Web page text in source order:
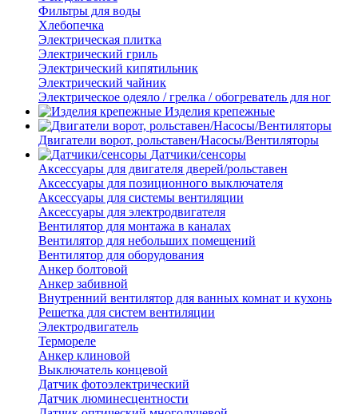
Фильтры для воды
Хлебопечка
Электрическая плитка
Электрический гриль
Электрический кипятильник
Электрический чайник
Электрическое одеяло / грелка / обогреватель для ног
Изделия крепежные
Двигатели ворот, рольставен/Насосы/Вентиляторы
Датчики/сенсоры
Аксессуары для двигателя дверей/рольставен
Аксессуары для позиционного выключателя
Аксессуары для системы вентиляции
Аксессуары для электродвигателя
Вентилятор для монтажа в каналах
Вентилятор для небольших помещений
Вентилятор для оборудования
Анкер болтовой
Анкер забивной
Внутренний вентилятор для ванных комнат и кухонь
Решетка для систем вентиляции
Электродвигатель
Термореле
Анкер клиновой
Выключатель концевой
Датчик фотоэлектрический
Датчик люминесцентности